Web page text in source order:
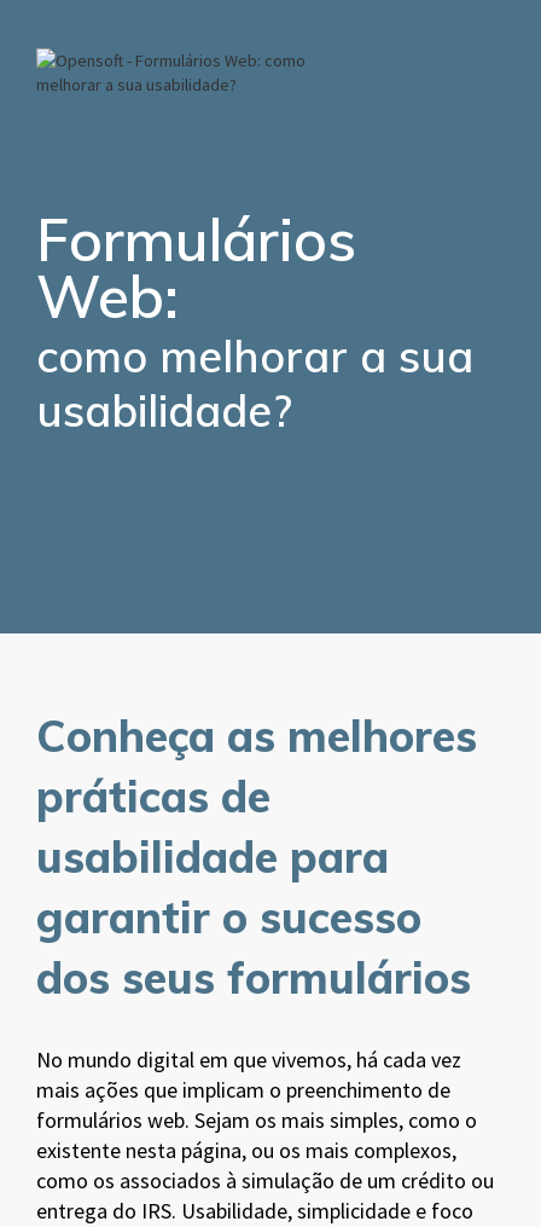
Formulários
Web:
como melhorar a sua
usabilidade?
Conheça as melhores
práticas de
usabilidade para
garantir o sucesso
dos seus formulários
No mundo digital em que vivemos, há cada vez
mais ações que implicam o preenchimento de
formulários web. Sejam os mais simples, como o
existente nesta página, ou os mais complexos,
como os associados à simulação de um crédito ou
entrega do IRS. Usabilidade, simplicidade e foco